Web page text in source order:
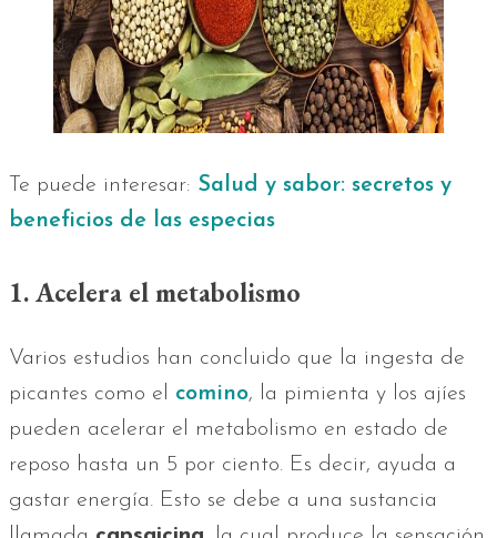
Te puede interesar: Salud y sabor: secretos y
beneficios de las especias
1. Acelera el metabolismo
Varios estudios han concluido que la ingesta de
picantes como el comino, la pimienta y los ajíes
pueden acelerar el metabolismo en estado de
reposo hasta un 5 por ciento. Es decir, ayuda a
gastar energía. Esto se debe a una sustancia